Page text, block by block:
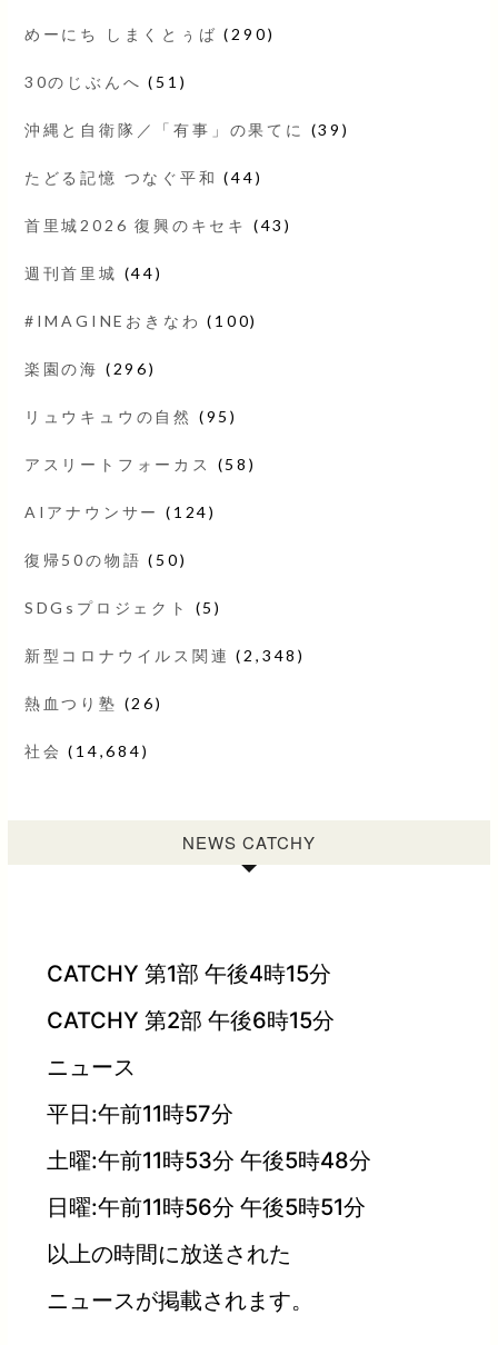
めーにち しまくとぅば (290)
30のじぶんへ (51)
沖縄と自衛隊／「有事」の果てに (39)
たどる記憶 つなぐ平和 (44)
首里城2026 復興のキセキ (43)
週刊首里城 (44)
#IMAGINEおきなわ (100)
楽園の海 (296)
リュウキュウの自然 (95)
アスリートフォーカス (58)
AIアナウンサー (124)
復帰50の物語 (50)
SDGsプロジェクト (5)
新型コロナウイルス関連 (2,348)
熱血つり塾 (26)
社会 (14,684)
NEWS CATCHY
CATCHY 第1部 午後4時15分
CATCHY 第2部 午後6時15分
ニュース
平日:午前11時57分
土曜:午前11時53分 午後5時48分
日曜:午前11時56分 午後5時51分
以上の時間に放送された
ニュースが掲載されます。